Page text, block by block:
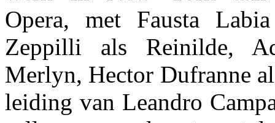
Opera, met Fausta
Zeppilli als Reinilde,
Merlyn, Hector Dufranne
leiding van Leandro